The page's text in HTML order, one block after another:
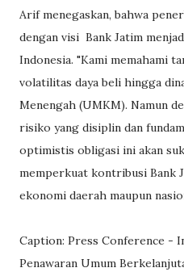
Arif menegaskan, bahwa
dengan visi Bank Jatim
Indonesia. "Kami memahami
volatilitas daya beli hingga
Menengah (UMKM). Namun
risiko yang disiplin dan
optimistis obligasi ini akan
memperkuat kontribusi Bank
ekonomi daerah maupun
Caption: Press Conference -
Penawaran Umum